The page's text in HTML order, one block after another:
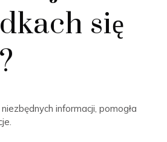
się
informacji, pomogła